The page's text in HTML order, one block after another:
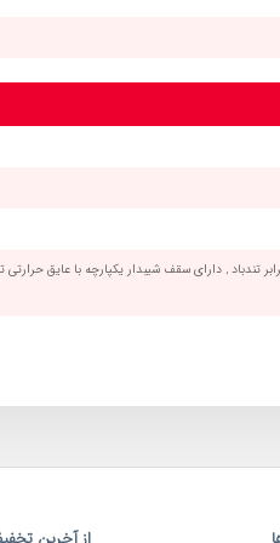
, دارای سقف شیبدار یكپارچه با عایق حرارتی